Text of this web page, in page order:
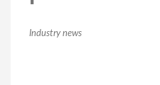
Industry news